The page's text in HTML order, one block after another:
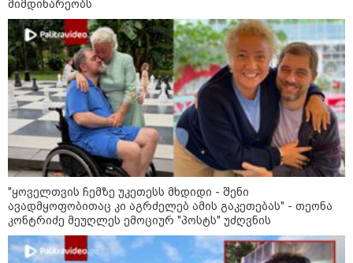
უძველესი სენი და ეპიდემია: აშშ-ში
ერთდროულად კეთრს და ნაწლავურ
ინფექციას ებრძვიან - რა უნდა ვიცოდეთ
და რამდენად სახიფათოა
12:47 / 09-08-2026
რუსული მხარის ინფორმაციით,
უკრაინამ ბელგოროდზე
დრონებით იერიში მიიტანა,
დაიღუპა 3 ადამიანი და
დაშავდა 25
10:17 / 09-08-2026
რუსებმა ხარკოვს და ოდესას
მიმდინარეობს
"ყოველთვის ჩემზე უკეთესს მხდიდი - შენი
ავადმყოფობითაც კი აგრძელებ ამის გაკეთებას" - თეონა
კონტრიძე მეუღლეს ემოციურ "პოსტს" უძღვნის